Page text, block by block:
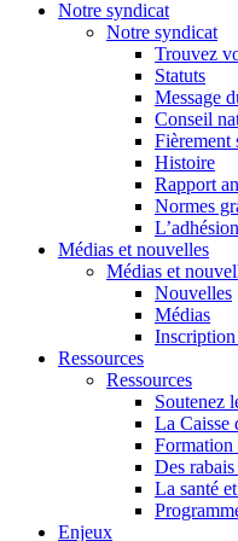
Notre syndicat
Notre syndicat
Trouvez
Statuts
Message
Conseil
Fièrement
Histoire
Rapport
Normes
Médias et nouvelles
Médias et
Nouvelles
Médias
Ressources
Ressources
Soutenez
La Caisse
Formation
Des
La santé
Enjeux